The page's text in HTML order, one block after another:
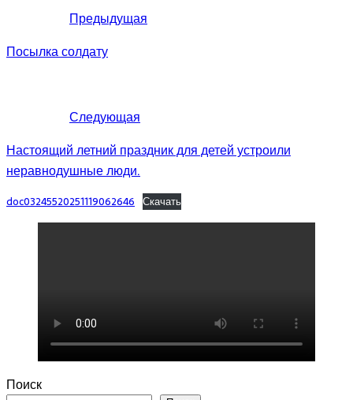
Предыдущая
Посылка солдату
Следующая
Настоящий летний праздник для детей устроили
неравнодушные люди.
doc03245520251119062646 Скачать
Поиск